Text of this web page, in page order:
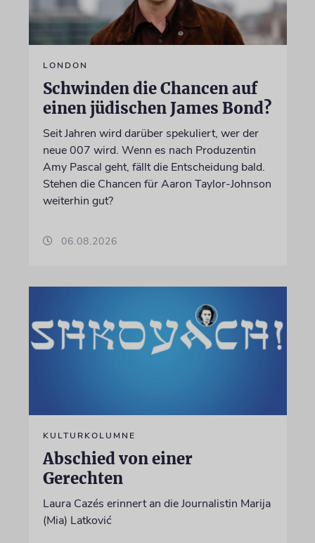
LONDON
Schwinden die Chancen auf
einen jüdischen James Bond?
Seit Jahren wird darüber spekuliert, wer der
neue 007 wird. Wenn es nach Produzentin
Amy Pascal geht, fällt die Entscheidung bald.
Stehen die Chancen für Aaron Taylor-Johnson
weiterhin gut?
06.08.2026
KULTURKOLUMNE
Abschied von einer
Gerechten
Laura Cazés erinnert an die Journalistin Marija
(Mia) Latković